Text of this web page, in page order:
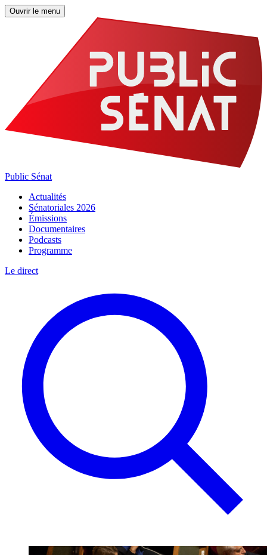
Ouvrir le menu
Public Sénat
Actualités
Sénatoriales 2026
Émissions
Documentaires
Podcasts
Programme
Le direct